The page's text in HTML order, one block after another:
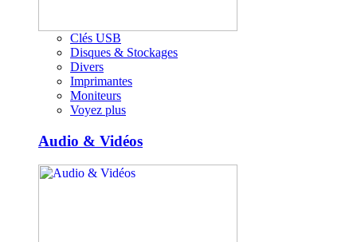
Clés USB
Disques & Stockages
Divers
Imprimantes
Moniteurs
Voyez plus
Audio & Vidéos